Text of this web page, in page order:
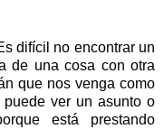
difícil no encontrar un
de una cosa con otra
que nos venga como
ver un asunto o
está prestando